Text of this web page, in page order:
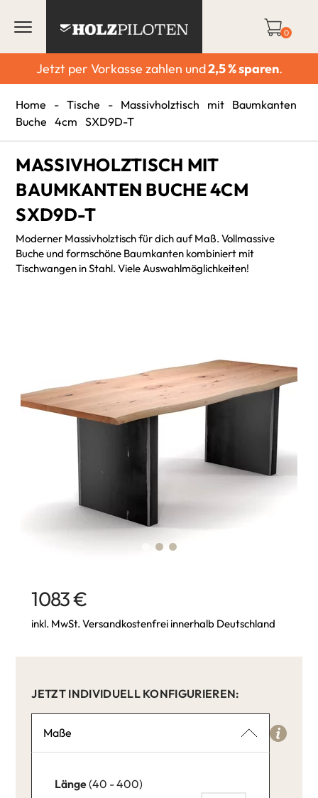
0
Jetzt per Vorkasse zahlen und2,5 % sparen.
Home - Tische - Massivholztisch mit Baumkanten
Buche 4cm SXD9D-T
MASSIVHOLZTISCH MIT
BAUMKANTEN BUCHE 4CM
SXD9D-T
Moderner Massivholztisch für dich auf Maß. Vollmassive
Buche und formschöne Baumkanten kombiniert mit
Tischwangen in Stahl. Viele Auswahlmöglichkeiten!
1083 €
inkl. MwSt. Versandkostenfrei innerhalb Deutschland
JETZT INDIVIDUELL KONFIGURIEREN:
Maße
Länge(40 - 400)